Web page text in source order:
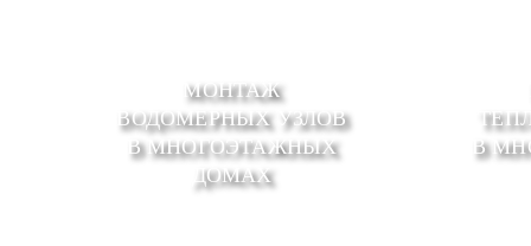
МОНТАЖ
ВОДОМЕРНЫХ УЗЛОВ
В МНОГОЭТАЖНЫХ
ДОМАХ
В